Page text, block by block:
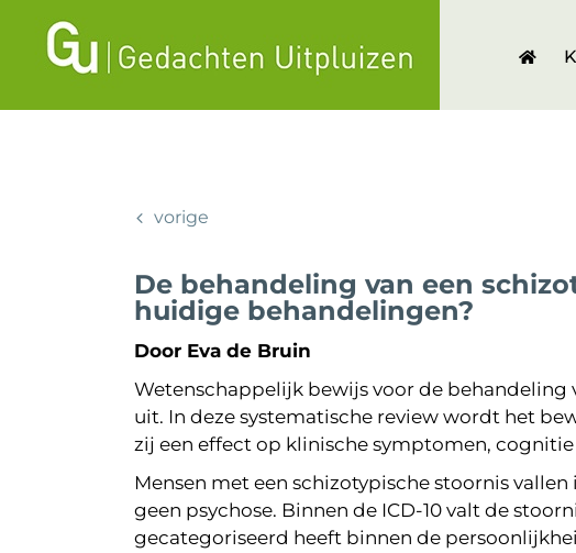
inhoud
vorige
De behandeling van een
huidige behandelingen?
Door Eva de Bruin
Wetenschappelijk bewijs voor de
uit. In deze systematische review wordt het
zij een effect op klinische symptomen,
Mensen met een schizotypische stoornis
geen psychose. Binnen de ICD-10 valt de
gecategoriseerd heeft binnen de